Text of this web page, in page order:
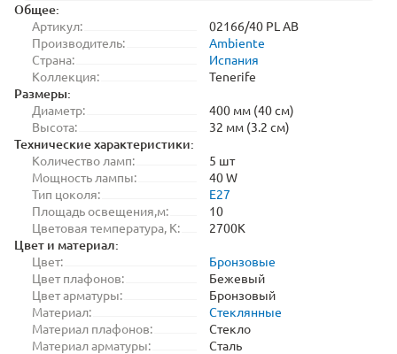
Общее:
Артикул:
02166/40 PL AB
Производитель:
Ambiente
Страна:
Испания
Коллекция:
Tenerife
Размеры:
Диаметр:
400 мм (40 см)
Высота:
32 мм (3.2 см)
Технические характеристики:
Количество ламп:
5 шт
Мощность лампы:
40 W
Тип цоколя:
E27
Площадь освещения,м:
10
Цветовая температура, K:
2700K
Цвет и материал:
Цвет:
Бронзовые
Цвет плафонов:
Бежевый
Цвет арматуры:
Бронзовый
Материал:
Стеклянные
Материал плафонов:
Стекло
Материал арматуры:
Сталь